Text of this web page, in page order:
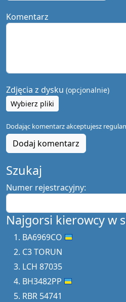
Komentarz
Zdjęcia z dysku (opcjonalnie)
Wybierz pliki
Dodając komentarz akceptujesz
Dodaj komentarz
Szukaj
Numer rejestracyjny:
Najgorsi kierowcy w
BA6969CO
C3 TORUN
LCH 87035
BH3482PP
RBR 54741